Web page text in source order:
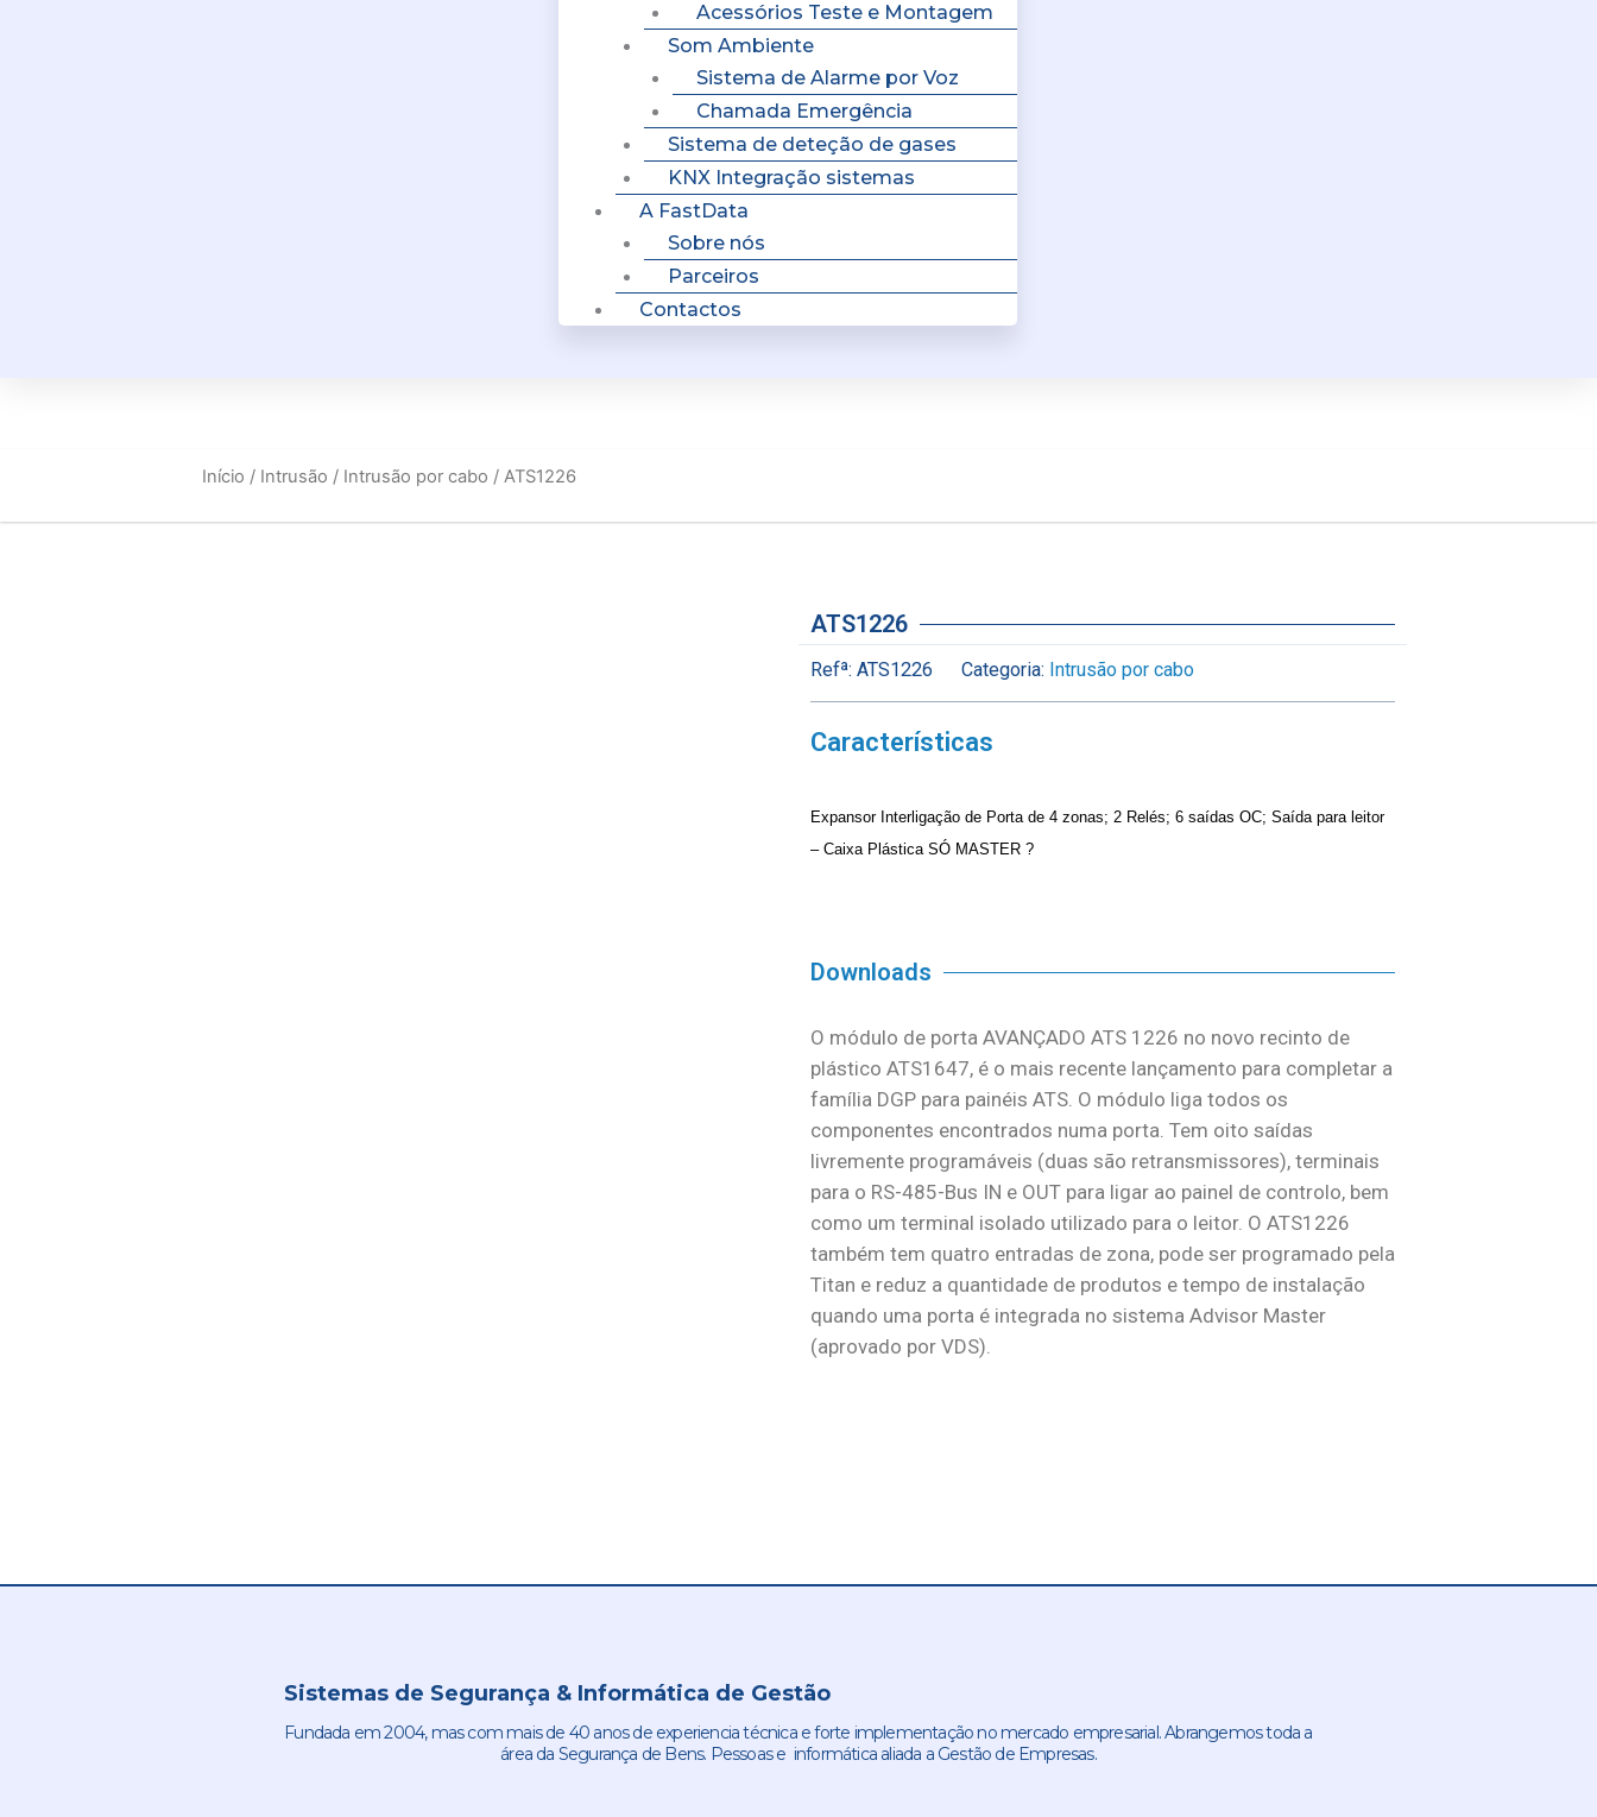
Acessórios Teste e Montagem
Som Ambiente
Sistema de Alarme por Voz
Chamada Emergência
Sistema de deteção de gases
KNX Integração sistemas
A FastData
Sobre nós
Parceiros
Contactos
Início / Intrusão / Intrusão por cabo / ATS1226
ATS1226
Refª: ATS1226 Categoria: Intrusão por cabo
Características
Expansor Interligação de Porta de 4 zonas; 2 Relés; 6 saídas OC; Saída para leitor
– Caixa Plástica SÓ MASTER ?
Downloads
O módulo de porta AVANÇADO ATS 1226 no novo recinto de
plástico ATS1647, é o mais recente lançamento para completar a
família DGP para painéis ATS. O módulo liga todos os
componentes encontrados numa porta. Tem oito saídas
livremente programáveis (duas são retransmissores), terminais
para o RS-485-Bus IN e OUT para ligar ao painel de controlo, bem
como um terminal isolado utilizado para o leitor. O ATS1226
também tem quatro entradas de zona, pode ser programado pela
Titan e reduz a quantidade de produtos e tempo de instalação
quando uma porta é integrada no sistema Advisor Master
(aprovado por VDS).
Sistemas de Segurança & Informática de Gestão
Fundada em 2004, mas com mais de 40 anos de experiencia técnica e forte implementação no mercado empresarial. Abrangemos toda a
área da Segurança de Bens. Pessoas e informática aliada a Gestão de Empresas.